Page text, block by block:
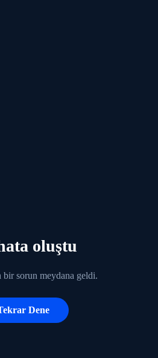
oluştu
bir sorun meydana geldi.
Dene